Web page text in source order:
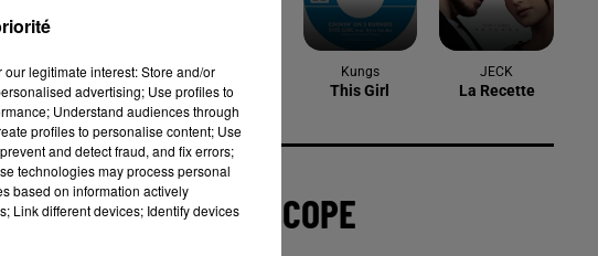
rupture
de
était
formation
6 août 2026
Arles : après un taureau percuté lors
d'une abrivado à Saliers,...
Éclipse solaire du 12 août 2026 : le
CHU de Nîmes appelle à la plus...
legitimate interest: Store and/or
advertising; Use profiles to
Understand audiences through
profiles to personalise content; Use
and detect fraud, and fix errors;
technologies may process personal
based on information actively
Link different devices; Identify devices